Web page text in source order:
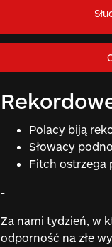
Polacy biją
Słowacy
Fitch ostrzega
-
Za nami tydzień, w
odporność na złe